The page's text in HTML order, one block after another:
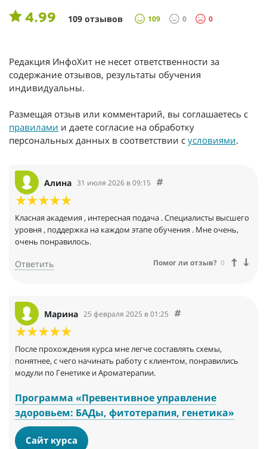
4.99 109 отзывов 109 0 0
Редакция ИнфоХит не несет ответственности за
содержание отзывов, результаты обучения
индивидуальны.
Размещая отзыв или комментарий, вы соглашаетесь с
правилами и даете согласие на обработку
персональных данных в соответствии с условиями.
Алина 31 июля 2026 в 09:15
Класная академия , интересная подача . Специалисты высшего
уровня , поддержка на каждом этапе обучения . Мне очень,
очень понравилось.
Ответить Помог ли отзыв? 0
Марина 25 февраля 2025 в 01:25
После прохождения курса мне легче составлять схемы,
понятнее, с чего начинать работу с клиентом, понравились
модули по Генетике и Ароматерапии.
Программа «Превентивное управление
здоровьем: БАДы, фитотерапия, генетика»
Сайт курса